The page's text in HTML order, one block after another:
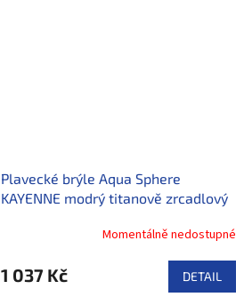
Plavecké brýle Aqua Sphere
KAYENNE modrý titanově zrcadlový
Momentálně nedostupné
1 037 Kč DETAIL